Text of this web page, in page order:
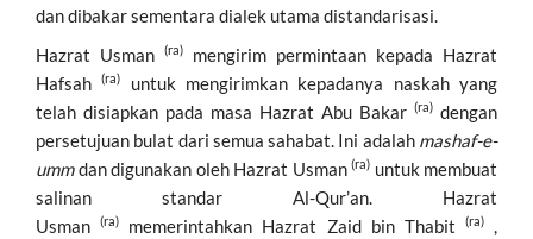
dan dibakar sementara dialek utama distandarisasi.
Hazrat Usman
(ra)
mengirim permintaan kepada Hazrat
Hafsah(ra)
untuk mengirimkan kepadanya naskah yang
telah disiapkan pada masa Hazrat Abu Bakar (ra) dengan
persetujuan bulat dari semua sahabat. Ini adalah mashaf-e-
ummdan digunakan oleh Hazrat Usman (ra) untuk membuat
salinan standar Al-Qur’an. Hazrat
Usman(ra) memerintahkan Hazrat Zaid bin Thabit (ra),